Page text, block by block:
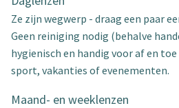
Ze zijn wegwerp - draag een paar
Geen reiniging nodig (behalve
hygienisch en handig voor af en
sport, vakanties of evenementen.
Maand- en weeklenzen